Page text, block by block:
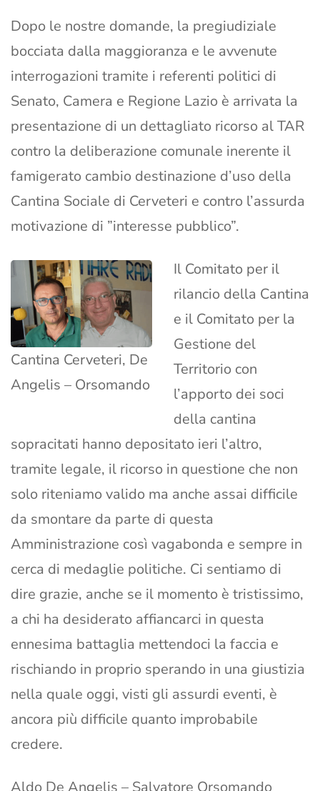
Dopo le nostre domande, la pregiudiziale
bocciata dalla maggioranza e le avvenute
interrogazioni tramite i referenti politici di
Senato, Camera e Regione Lazio è arrivata la
presentazione di un dettagliato ricorso al TAR
contro la deliberazione comunale inerente il
famigerato cambio destinazione d’uso della
Cantina Sociale di Cerveteri e contro l’assurda
motivazione di ”interesse pubblico”.
Cantina Cerveteri, De
Angelis – Orsomando
Il Comitato per il
rilancio della Cantina
e il Comitato per la
Gestione del
Territorio con
l’apporto dei soci
della cantina
sopracitati hanno depositato ieri l’altro,
tramite legale, il ricorso in questione che non
solo riteniamo valido ma anche assai difficile
da smontare da parte di questa
Amministrazione così vagabonda e sempre in
cerca di medaglie politiche. Ci sentiamo di
dire grazie, anche se il momento è tristissimo,
a chi ha desiderato affiancarci in questa
ennesima battaglia mettendoci la faccia e
rischiando in proprio sperando in una giustizia
nella quale oggi, visti gli assurdi eventi, è
ancora più difficile quanto improbabile
credere.